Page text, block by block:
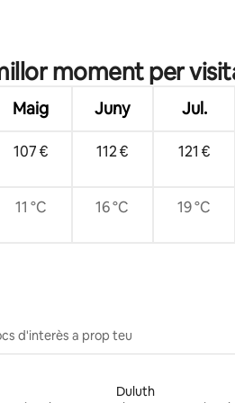
43 avaluacions
moment per
Maig Juny Jul.
107 € 112 € 121 €
11 °C 16 °C 19 °C
d'interès a prop teu
Duluth